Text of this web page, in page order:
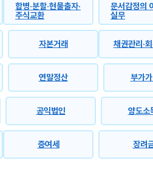
합병·분할·현물출자·
주식교환
문서감정의
실무
자본거래 채권관리·
연말정산 부가
공익법인 양도소
증여세 장려